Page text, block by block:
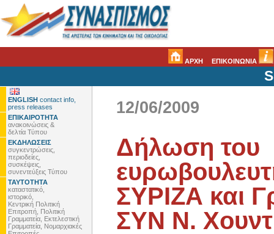
ΑΡΧΗ ΕΠΙΚΟΙΝΩΝΙΑ
ENGLISH contact info,
press releases
ΕΠΙΚΑΙΡΟΤΗΤΑ
ανακοινώσεις &
δελτία Τύπου
ΕΚΔΗΛΩΣΕΙΣ
συγκεντρώσεις,
περιοδείες,
συσκέψεις,
συνεντεύξεις Τύπου
ΤΑΥΤΟΤΗΤΑ
καταστατικό,
ιστορικό,
Κεντρική Πολιτική
Επιτροπή, Πολιτική
Γραμματεία, Εκτελεστική
Γραμματεία, Νομαρχιακές
12/06/2009
Δήλωση του
ΣΥΡΙΖΑ και
ΣΥΝ Ν.